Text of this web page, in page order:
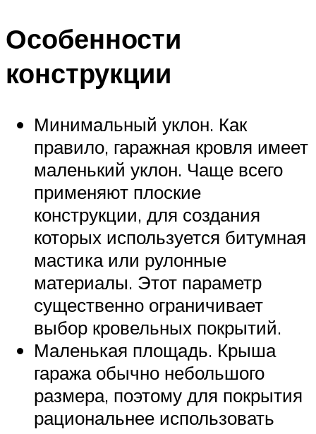
Особенности
конструкции
Минимальный уклон. Как
правило, гаражная кровля имеет
маленький уклон. Чаще всего
применяют плоские
конструкции, для создания
которых используется битумная
мастика или рулонные
материалы. Этот параметр
существенно ограничивает
выбор кровельных покрытий.
Маленькая площадь. Крыша
гаража обычно небольшого
размера, поэтому для покрытия
рациональнее использовать